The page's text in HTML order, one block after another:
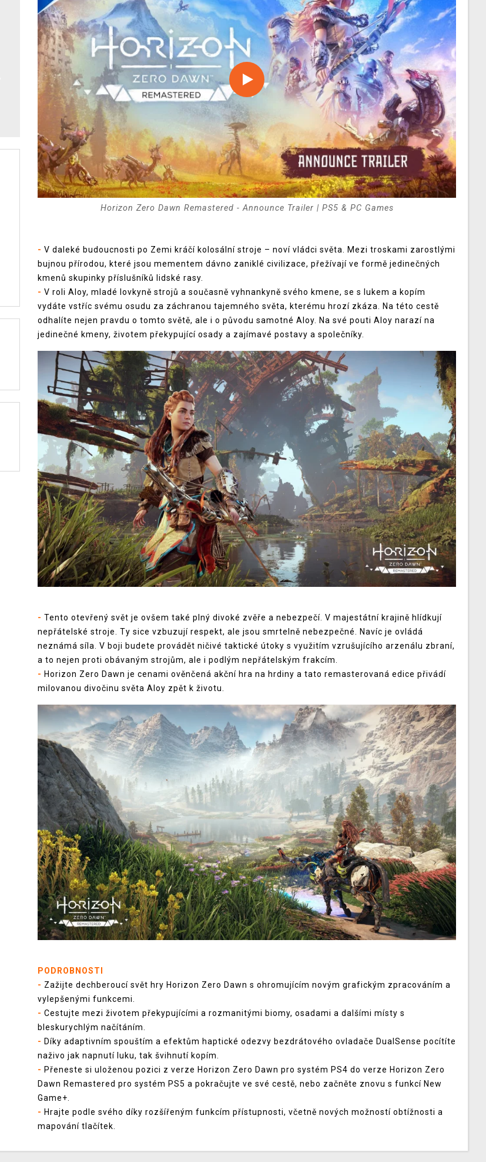
Horizon Zero Dawn Remastered - Announce Trailer | PS5 & PC Games
- V daleké budoucnosti po Zemi kráčí kolosální stroje – noví vládci světa. Mezi troskami zarostlými
bujnou přírodou, které jsou mementem dávno zaniklé civilizace, přežívají ve formě jedinečných
kmenů skupinky příslušníků lidské rasy.
- V roli Aloy, mladé lovkyně strojů a současně vyhnankyně svého kmene, se s lukem a kopím
vydáte vstříc svému osudu za záchranou tajemného světa, kterému hrozí zkáza. Na této cestě
odhalíte nejen pravdu o tomto světě, ale i o původu samotné Aloy. Na své pouti Aloy narazí na
jedinečné kmeny, životem překypující osady a zajímavé postavy a společníky.
- Tento otevřený svět je ovšem také plný divoké zvěře a nebezpečí. V majestátní krajině hlídkují
nepřátelské stroje. Ty sice vzbuzují respekt, ale jsou smrtelně nebezpečné. Navíc je ovládá
neznámá síla. V boji budete provádět ničivé taktické útoky s využitím vzrušujícího arzenálu zbraní,
a to nejen proti obávaným strojům, ale i podlým nepřátelským frakcím.
- Horizon Zero Dawn je cenami ověnčená akční hra na hrdiny a tato remasterovaná edice přivádí
milovanou divočinu světa Aloy zpět k životu.
PODROBNOSTI
- Zažijte dechberoucí svět hry Horizon Zero Dawn s ohromujícím novým grafickým zpracováním a
vylepšenými funkcemi.
- Cestujte mezi životem překypujícími a rozmanitými biomy, osadami a dalšími místy s
bleskurychlým načítáním.
- Díky adaptivním spouštím a efektům haptické odezvy bezdrátového ovladače DualSense pocítíte
naživo jak napnutí luku, tak švihnutí kopím.
- Přeneste si uloženou pozici z verze Horizon Zero Dawn pro systém PS4 do verze Horizon Zero
Dawn Remastered pro systém PS5 a pokračujte ve své cestě, nebo začněte znovu s funkcí New
Game+.
- Hrajte podle svého díky rozšířeným funkcím přístupnosti, včetně nových možností obtížnosti a
mapování tlačítek.